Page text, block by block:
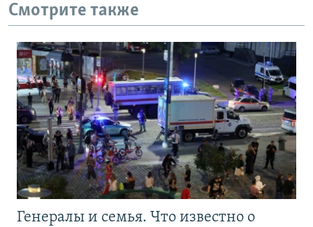
Смотрите также
Генералы и семья. Что известно о